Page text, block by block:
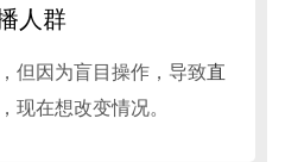
人群
但因为盲目操作，导致直
现在想改变情况。